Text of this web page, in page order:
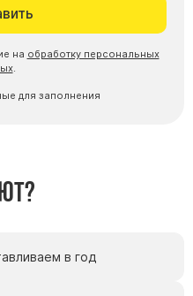
чугуна
плитка
на обработку персональных
.
для заполнения
в год